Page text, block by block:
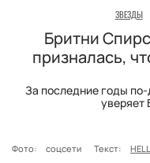
ЗВЕЗДЫ
Бритни
призналась,
За последние годы
уверяет
Фото: соцсети Текст: